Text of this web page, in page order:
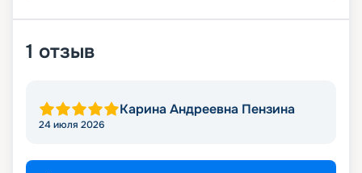
1 отзыв
Карина Андреевна Пензина
24 июля 2026